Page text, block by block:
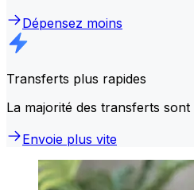
Dépensez moins
Transferts plus rapides
La majorité des transferts sont
Envoie plus vite